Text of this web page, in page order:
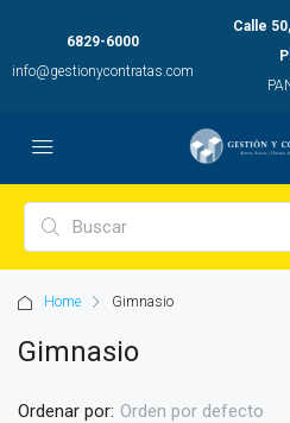
6829-6000
info@gestionycontratas.com
Calle
Home Gimnasio
Gimnasio
Ordenar por: Orden por defecto